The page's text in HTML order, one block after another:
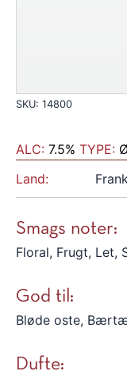
SKU: 14800
ALC: 7.5% TYPE:
Land:
Smags noter:
Floral, Frugt, Let,
God til:
Bløde oste,
Dufte: